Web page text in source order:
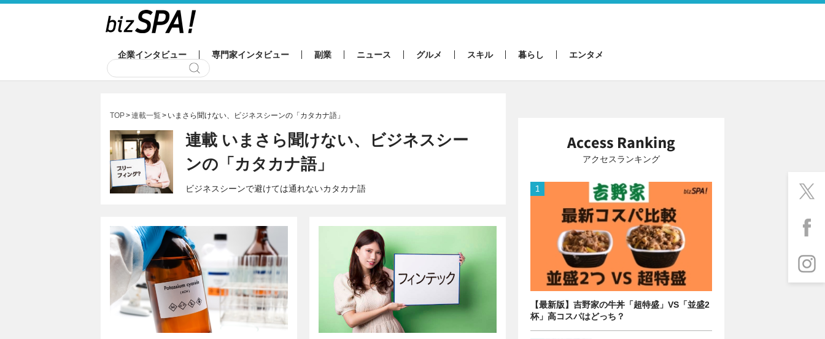
企業インタビュー 専門家インタビュー 副業 ニュース グルメ スキル 暮らし エンタメ
TOP 連載一覧 いまさら聞けない、ビジネスシーンの「カタカナ語」
連載 いまさら聞けない、ビジネスシー
ンの「カタカナ語」
ビジネスシーンで避けては通れないカタカナ語
アクセスランキング
【最新版】吉野家の牛丼「超特盛」VS「並盛2
杯」高コスパはどっち？